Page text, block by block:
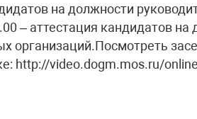
на должности
– аттестация кандидатов на
организаций.Посмотреть
http://video.dogm.mos.ru/